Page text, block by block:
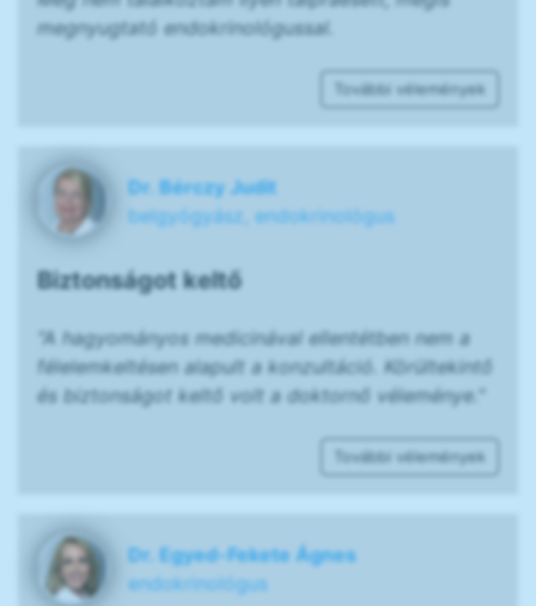
megnyugtató endokrinológussal.
További vélemények
Dr. Bérczy Judit
belgyógyász, endokrinológus
Biztonságot keltő
"A hagyományos medicinával ellentétben nem a
félelemkeltésen alapult a konzultáció. Körültekintő
és biztonságot keltő volt a doktornő véleménye."
További vélemények
Dr. Egyed-Fekete Ágnes
endokrinológus